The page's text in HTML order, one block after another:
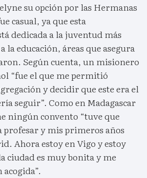
su opción por las Hermanas
casual, ya que esta
dedicada a la juventud más
la educación, áreas que asegura
Según cuenta, un misionero
“fue el que me permitió
y decidir que este era el
seguir”. Como en Madagascar
ningún convento “tuve que
profesar y mis primeros años
Ahora estoy en Vigo y estoy
ciudad es muy bonita y me